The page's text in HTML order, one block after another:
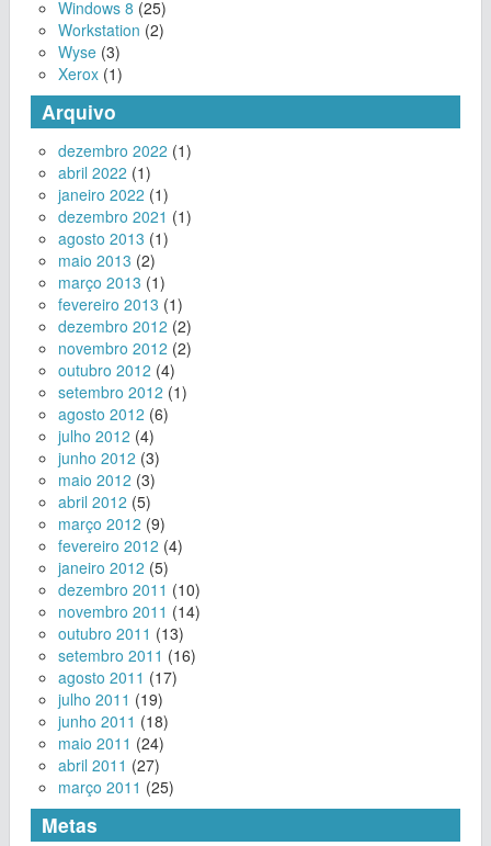
Windows 8 (25)
Workstation (2)
Wyse (3)
Xerox (1)
Arquivo
dezembro 2022 (1)
abril 2022 (1)
janeiro 2022 (1)
dezembro 2021 (1)
agosto 2013 (1)
maio 2013 (2)
março 2013 (1)
fevereiro 2013 (1)
dezembro 2012 (2)
novembro 2012 (2)
outubro 2012 (4)
setembro 2012 (1)
agosto 2012 (6)
julho 2012 (4)
junho 2012 (3)
maio 2012 (3)
abril 2012 (5)
março 2012 (9)
fevereiro 2012 (4)
janeiro 2012 (5)
dezembro 2011 (10)
novembro 2011 (14)
outubro 2011 (13)
setembro 2011 (16)
agosto 2011 (17)
julho 2011 (19)
junho 2011 (18)
maio 2011 (24)
abril 2011 (27)
março 2011 (25)
Metas